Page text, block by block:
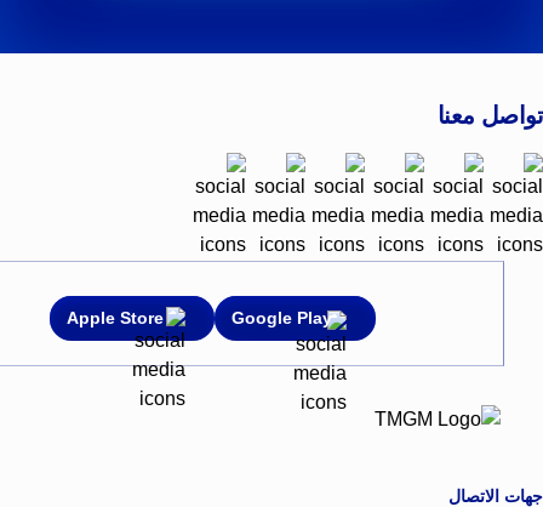
تواصل معنا
Google Play
Apple Store
جهات الاتصال